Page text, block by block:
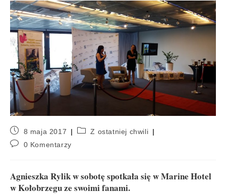
8 maja 2017
Z ostatniej chwili
0 Komentarzy
Agnieszka Rylik w sobotę spotkała się w Marine Hotel
w Kołobrzegu ze swoimi fanami.